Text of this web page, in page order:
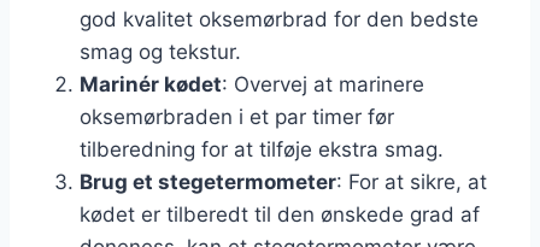
god kvalitet oksemørbrad for den bedste
smag og tekstur.
Marinér kødet: Overvej at marinere
oksemørbraden i et par timer før
tilberedning for at tilføje ekstra smag.
Brug et stegetermometer: For at sikre, at
kødet er tilberedt til den ønskede grad af